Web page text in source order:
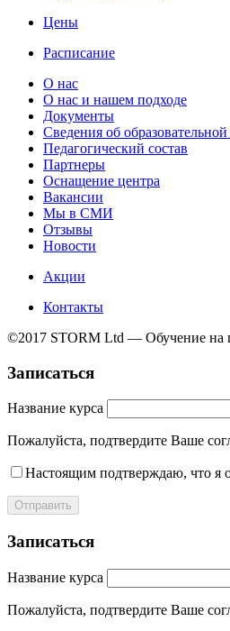
Цены
Расписание
О нас
О нас и нашем подходе
Документы
Сведения об
Педагогический состав
Партнеры
Оснащение центра
Вакансии
Мы в СМИ
Отзывы
Новости
Акции
Контакты
©2017 STORM Ltd — Обучение
Записаться
Название курса
Пожалуйста, подтвердите Ваше
Настоящим подтверждаю, что я
Отправить
Записаться
Название курса
Пожалуйста, подтвердите Ваше